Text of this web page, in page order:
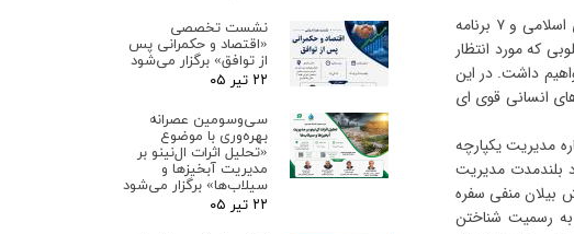
رضا اردکانیان وزیر اسبق نیرو در این نشست اظهار کرد: در عرصه آب، انرژی و امثال آن بعد از نیم قرن تجربه حاکمیت جمهوری اسلامی و ۷ برنامه
که مورد انتظار
داشت. در این
انسانی قوی ای
مدیریت یکپارچه
منطقه بودیم که راهبرد بلندمدت مدیریت
منابع آب و کاهش بیلان منفی سفره
رسمیت شناختن
نشست تخصصی
«اقتصاد و حکمرانی پس
از توافق» برگزار می‌شود
۲۲ تیر ۰۵
سی‌وسومین عصرانه
بهره‌وری با موضوع
«تحلیل اثرات ال‌نینو بر
مدیریت آبخیزها و
سیلاب‌ها» برگزار می‌شود
۲۲ تیر ۰۵